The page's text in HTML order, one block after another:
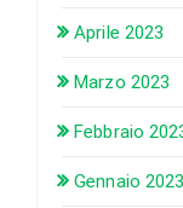
Aprile 2023
Marzo 2023
Febbraio
Gennaio 2023